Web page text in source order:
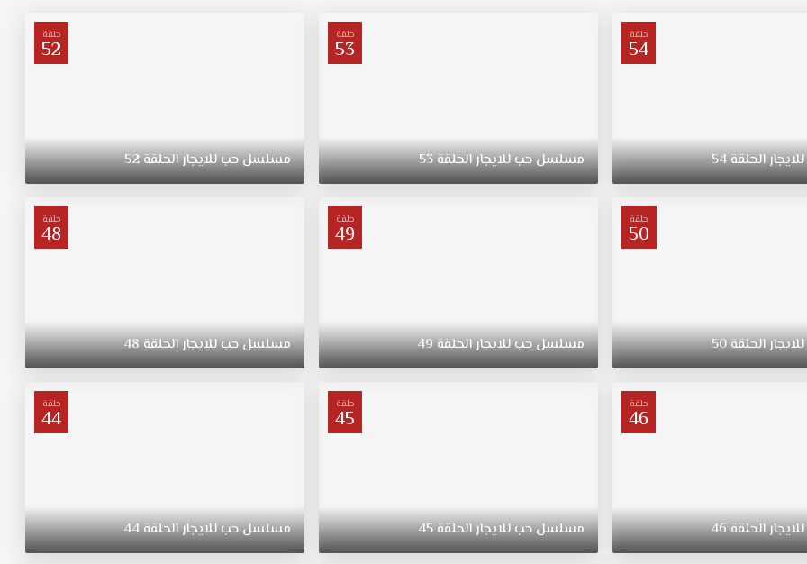
حلقة
54
للايجارالحلقة54
حلقة
53
مسلسلحبللايجارالحلقة53
حلقة
52
مسلسلحبللايجارالحلقة52
حلقة
50
للايجارالحلقة50
حلقة
49
مسلسلحبللايجارالحلقة49
حلقة
48
مسلسلحبللايجارالحلقة48
حلقة
46
للايجارالحلقة46
حلقة
45
مسلسلحبللايجارالحلقة45
حلقة
44
مسلسلحبللايجارالحلقة44